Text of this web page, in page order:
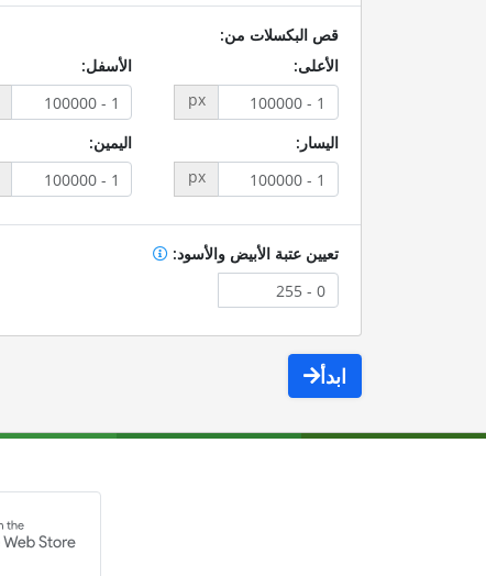
قص البكسلات من:
الأعلى:
px
الأسفل:
اليسار:
px
اليمين:
تعيين عتبة الأبيض والأسود:
ابدأ